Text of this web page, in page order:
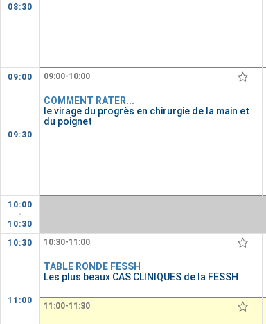
08:30
09:00 09:00-10:00
COMMENT RATER...
le virage du progrès en chirurgie de la main et
du poignet
09:30
10:00
-
10:30
10:30 10:30-11:00
TABLE RONDE FESSH
Les plus beaux CAS CLINIQUES de la FESSH
11:00
11:00-11:30